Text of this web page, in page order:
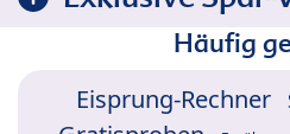
Häufig
Eisprung-Rechner